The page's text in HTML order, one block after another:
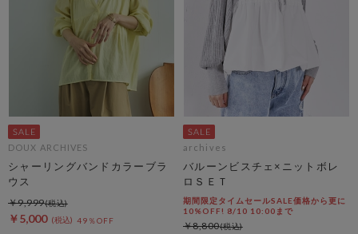
DOUX ARCHIVES
シャーリングバンドカラーブラ
ウス
￥5,000 49％OFF
￥9,999
archives
バルーンビスチェ×ニットボレ
ロＳＥＴ
期間限定タイムセールSALE価格から更に
10%OFF! 8/10 10:00まで
￥8,800